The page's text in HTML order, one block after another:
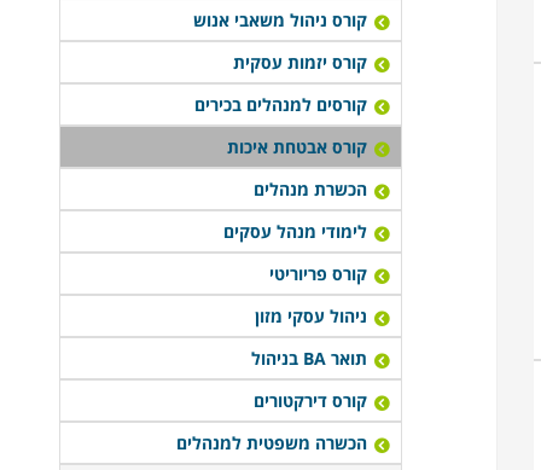
קורס ניהול משאבי אנוש
קורס יזמות עסקית
קורסים למנהלים בכירים
קורס אבטחת איכות
הכשרת מנהלים
לימודי מנהל עסקים
קורס פריוריטי
ניהול עסקי מזון
תואר BA בניהול
קורס דירקטורים
הכשרה משפטית למנהלים